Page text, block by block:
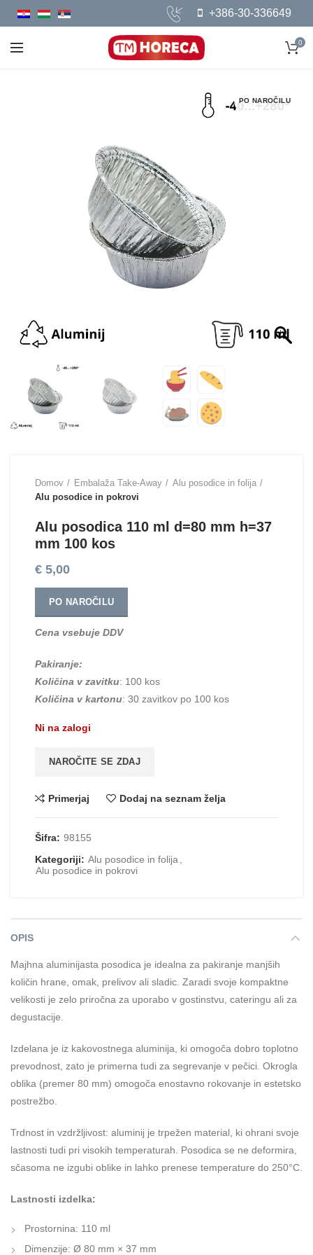
+386-30-336649
0
PO NAROČILU
Domov Embalaža Take-Away
Alu posodice in folija
Alu posodice in pokrovi
Alu posodica 110 ml d=80 mm h=37
mm 100 kos
€ 5,00
PO NAROČILU
Cena vsebuje DDV
Pakiranje:
Količina v zavitku: 100 kos
Količina v kartonu: 30 zavitkov po 100 kos
Ni na zalogi
NAROČITE SE ZDAJ
Primerjaj Dodaj na seznam želja
Šifra: 98155
Kategoriji: Alu posodice in folija
Alu posodice in pokrovi
OPIS
Majhna aluminijasta posodica je idealna za pakiranje manjših
količin hrane, omak, prelivov ali sladic. Zaradi svoje kompaktne
velikosti je zelo priročna za uporabo v gostinstvu, cateringu ali za
degustacije.
Izdelana je iz kakovostnega aluminija, ki omogoča dobro toplotno
prevodnost, zato je primerna tudi za segrevanje v pečici. Okrogla
oblika (premer 80 mm) omogoča enostavno rokovanje in estetsko
postrežbo.
Trdnost in vzdržljivost: aluminij je trpežen material, ki ohrani svoje
lastnosti tudi pri visokih temperaturah. Posodica se ne deformira,
sčasoma ne izgubi oblike in lahko prenese temperature do 250°С.
Lastnosti izdelka:
Prostornina: 110 ml
Dimenzije: Ø 80 mm × 37 mm